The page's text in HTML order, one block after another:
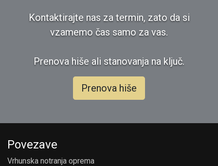
Kontaktirajte nas za termin, zato da si
vzamemo čas samo za vas.
Prenova hiše ali stanovanja na ključ.
Prenova hiše
Povezave
Vrhunska notranja oprema